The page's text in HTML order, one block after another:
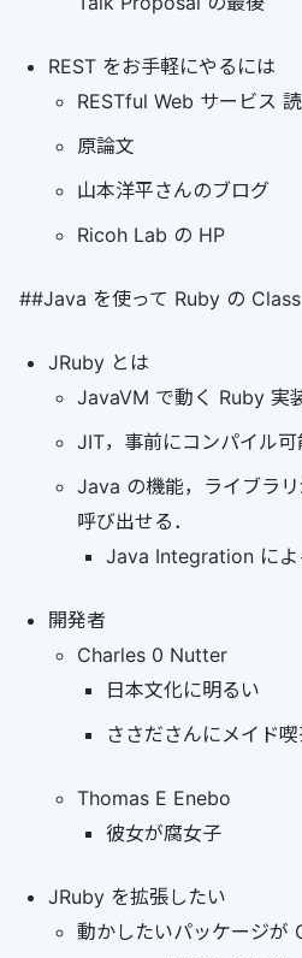
REST をお手軽にやるには
RESTful Web サービス
原論文
山本洋平さんのブログ
Ricoh Lab の HP
##Java を使って Ruby の
JRuby とは
JavaVM で動く Ruby 実
JIT，事前にコンパイル可
Java の機能，ライブラ
呼び出せる．
Java Integration に
開発者
Charles 0 Nutter
日本文化に明るい
ささださんにメイド喫
Thomas E Enebo
彼女が腐女子
JRuby を拡張したい
動かしたいパッケージが